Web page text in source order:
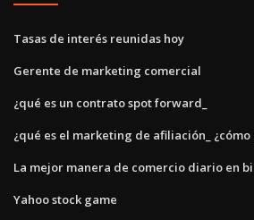
Tasas de interés reunidas hoy
Gerente de marketing comercial
¿qué es un contrato spot forward_
¿qué es el marketing de afiliación_ ¿cómo
La mejor manera de comercio diario en
Yahoo stock game